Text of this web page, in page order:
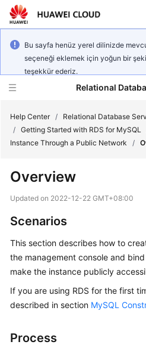
Bu sayfa henüz yerel dilinizde
seçeneği eklemek için yoğun bir
teşekkür ederiz.
Relational
Service
Overview
Billing
Started
Kernels
Guide
Help Center / Relational Database
/ Getting Started with RDS for MySQL
Instance Through a Public Network
/
Overview
Updated on 2022-12-22 GMT+08:00
Scenarios
This section describes how to
the management console and
make the instance publicly
If you are using RDS for the first
described in section MySQL
Process